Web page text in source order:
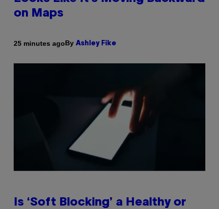
on Maps
25 minutes agoBy Ashley Fike
Is ‘Soft Blocking’ a Healthy or